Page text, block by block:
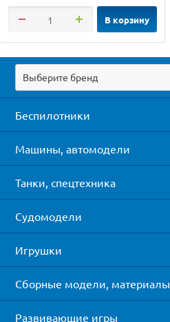
В корзину
Выберите бренд
Беспилотники
Машины, автомодели
Танки, спецтехника
Судомодели
Игрушки
Сборные модели, материалы
Развивающие игры